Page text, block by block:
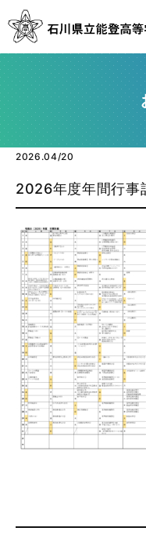
2026.04/20
2026年度年間行事